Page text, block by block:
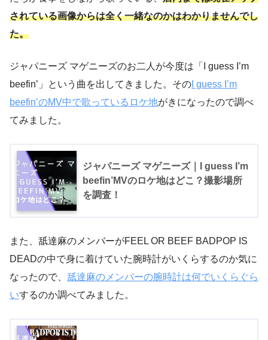
されている画像からは全く一緒なのかはわかりませんでし
た。
ジャパニーズ マゲニーズのお二人が今度は「I guess I’m
beefin’」という曲を出してきました。その I guess I’m
beefin’のMV中で歌っているロケ地がきになったので調べ
てみました。
ジャパニーズ マゲニーズ｜I guess I’m
beefin’MVのロケ地はどこ？撮影場所
を調査！
また、舐達麻のメンバーがFEEL OR BEEF BADPOP IS
DEADの中で身に着けていた腕時計がいくらするのか気に
なったので、 舐達麻のメンバーの腕時計は何でいくらぐら
いするのか調べてみました。